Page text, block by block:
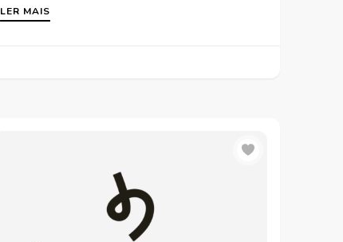
LER MAIS